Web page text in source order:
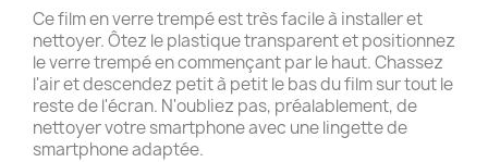
Ce film en verre trempé est très facile à installer et
nettoyer. Ôtez le plastique transparent et positionnez
le verre trempé en commençant par le haut. Chassez
l'air et descendez petit à petit le bas du film sur tout le
reste de l'écran. N'oubliez pas, préalablement, de
nettoyer votre smartphone avec une lingette de
smartphone adaptée.